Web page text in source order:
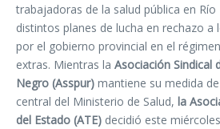
trabajadoras de la salud pública en
distintos planes de lucha en rechazo a
por el gobierno provincial en el
extras. Mientras la Asociación Sindical
Negro (Asspur) mantiene su medida
central del Ministerio de Salud, la
del Estado (ATE) decidió este